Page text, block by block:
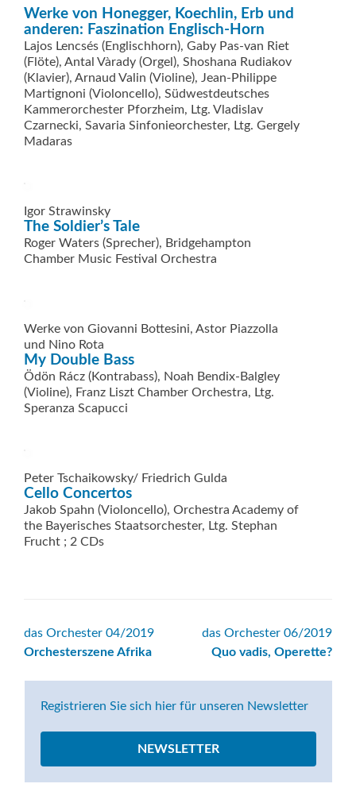
Werke von Honegger, Koechlin, Erb und
anderen: Faszination Englisch-Horn
Lajos Lencsés (Englischhorn), Gaby Pas-van Riet
(Flöte), Antal Vàrady (Orgel), Shoshana Rudiakov
(Klavier), Arnaud Valin (Violine), Jean-Philippe
Martignoni (Violoncello), Südwestdeutsches
Kammerorchester Pforzheim, Ltg. Vladislav
Czarnecki, Savaria Sinfonieorchester, Ltg. Gergely
Madaras
Igor Strawinsky
The Soldier’s Tale
Roger Waters (Sprecher), Bridgehampton
Chamber Music Festival Orchestra
Werke von Giovanni Bottesini, Astor Piazzolla
und Nino Rota
My Double Bass
Ödön Rácz (Kontrabass), Noah Bendix-Balgley
(Violine), Franz Liszt Chamber Orchestra, Ltg.
Speranza Scapucci
Peter Tschaikowsky/ Friedrich Gulda
Cello Concertos
Jakob Spahn (Violoncello), Orchestra Academy of
the Bayerisches Staatsorchester, Ltg. Stephan
Frucht ; 2 CDs
Beitrags-
das Orchester 04/2019
Orchesterszene Afrika
das Orchester 06/2019
Quo vadis, Operette?
Registrieren Sie sich hier für unseren Newsletter
NEWSLETTER